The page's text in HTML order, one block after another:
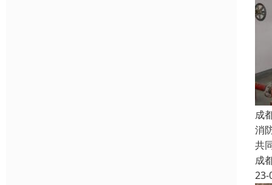
成
消
共
成
23-